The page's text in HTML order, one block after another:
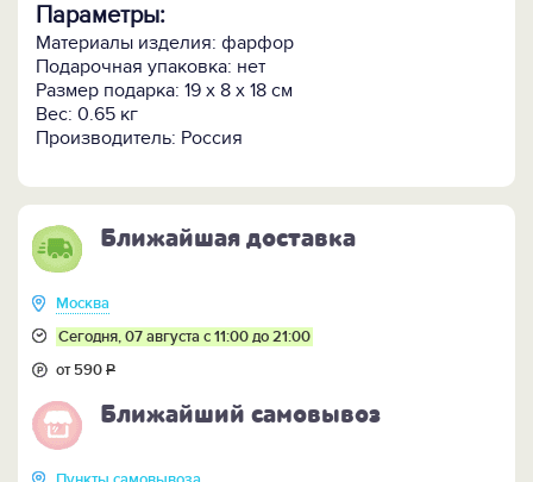
Параметры:
Материалы изделия: фарфор
Подарочная упаковка: нет
Размер подарка: 19 х 8 х 18 см
Вес: 0.65 кг
Производитель: Россия
Ближайшая доставка
Москва
Сегодня, 07 августа с 11:00 до 21:00
от 590Р
Ближайший самовывоз